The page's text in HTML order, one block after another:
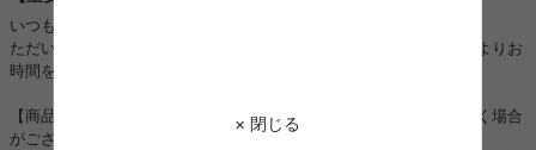
× 閉じる
いつも当店をご利用いただき誠にありがとうございます。
ただいまご注文が大変集中しており、以下の対応につきまして通常よりお
時間をいただく場合がございます。
【商品の発送】：順次進めておりますが、通常よりお時間をいただく場合
がございます。